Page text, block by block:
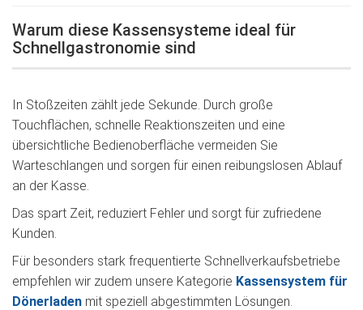
Warum diese Kassensysteme ideal für
Schnellgastronomie sind
In Stoßzeiten zählt jede Sekunde. Durch große
Touchflächen, schnelle Reaktionszeiten und eine
übersichtliche Bedienoberfläche vermeiden Sie
Warteschlangen und sorgen für einen reibungslosen Ablauf
an der Kasse.
Das spart Zeit, reduziert Fehler und sorgt für zufriedene
Kunden.
Für besonders stark frequentierte Schnellverkaufsbetriebe
empfehlen wir zudem unsere Kategorie Kassensystem für
Dönerladen mit speziell abgestimmten Lösungen.